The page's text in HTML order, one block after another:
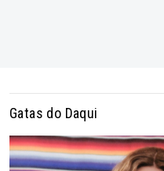
Gatas do Daqui